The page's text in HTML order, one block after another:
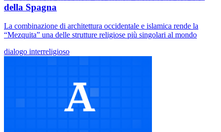
della Spagna
La combinazione di architettura occidentale e islamica rende la
“Mezquita” una delle strutture religiose più singolari al mondo
dialogo interreligioso